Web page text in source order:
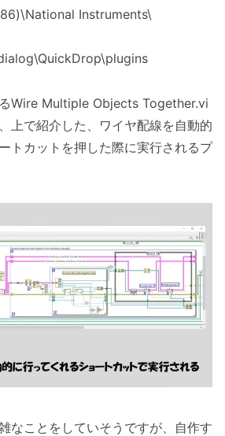
Instruments\
Wire Multiple Objects Together.vi
上で紹介した、ワイヤ配線を自動的
トカットを押した際に実行されるプ
なことをしていそうですが、自作す